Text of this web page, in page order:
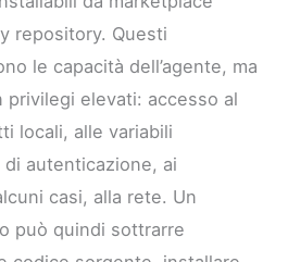
repository. Questi
le capacità dell’agente, ma
privilegi elevati: accesso al
locali, alle variabili
di autenticazione, ai
casi, alla rete. Un
può quindi sottrarre